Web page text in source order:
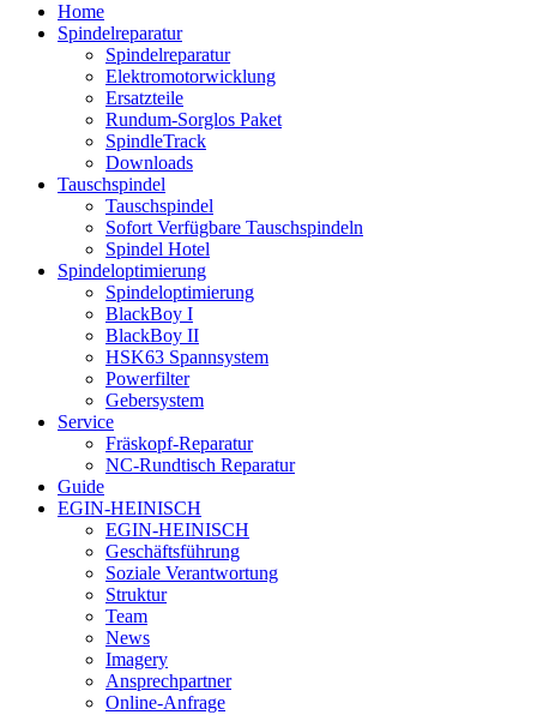
Home
Spindelreparatur
Spindelreparatur
Elektromotorwicklung
Ersatzteile
Rundum-Sorglos Paket
SpindleTrack
Downloads
Tauschspindel
Tauschspindel
Sofort Verfügbare Tauschspindeln
Spindel Hotel
Spindeloptimierung
Spindeloptimierung
BlackBoy I
BlackBoy II
HSK63 Spannsystem
Powerfilter
Gebersystem
Service
Fräskopf-Reparatur
NC-Rundtisch Reparatur
Guide
EGIN-HEINISCH
EGIN-HEINISCH
Geschäftsführung
Soziale Verantwortung
Struktur
Team
News
Imagery
Ansprechpartner
Online-Anfrage